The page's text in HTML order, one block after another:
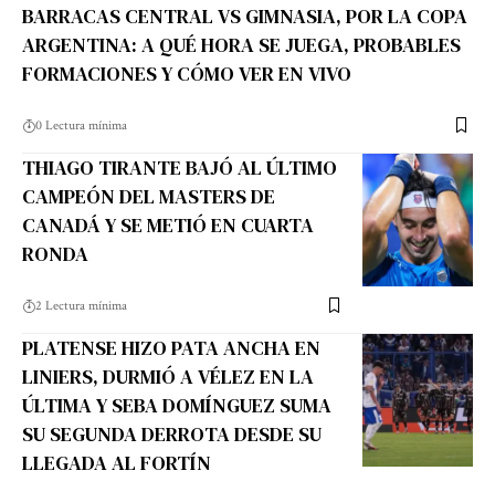
BARRACAS CENTRAL VS GIMNASIA, POR LA COPA
ARGENTINA: A QUÉ HORA SE JUEGA, PROBABLES
FORMACIONES Y CÓMO VER EN VIVO
0 Lectura mínima
THIAGO TIRANTE BAJÓ AL ÚLTIMO
CAMPEÓN DEL MASTERS DE
CANADÁ Y SE METIÓ EN CUARTA
RONDA
2 Lectura mínima
PLATENSE HIZO PATA ANCHA EN
LINIERS, DURMIÓ A VÉLEZ EN LA
ÚLTIMA Y SEBA DOMÍNGUEZ SUMA
SU SEGUNDA DERROTA DESDE SU
LLEGADA AL FORTÍN